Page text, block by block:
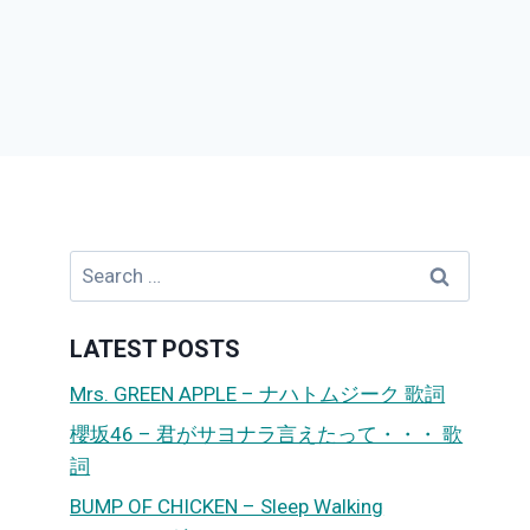
Search
for:
LATEST POSTS
Mrs. GREEN APPLE – ナハトムジーク 歌詞
櫻坂46 – 君がサヨナラ言えたって・・・ 歌
詞
BUMP OF CHICKEN – Sleep Walking